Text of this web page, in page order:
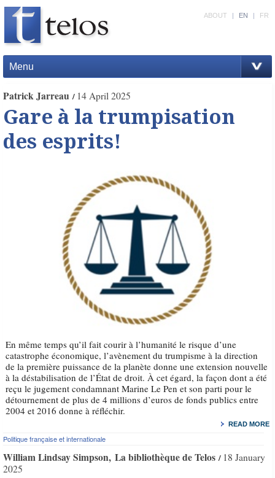
Menu
ABOUT | EN | FR
Patrick Jarreau 14 April 2025
Gare à la trumpisation
des esprits!
En même temps qu’il fait courir à l’humanité le risque d’une
catastrophe économique, l’avènement du trumpisme à la direction
de la première puissance de la planète donne une extension nouvelle
à la déstabilisation de l’État de droit. À cet égard, la façon dont a été
reçu le jugement condamnant Marine Le Pen et son parti pour le
détournement de plus de 4 millions d’euros de fonds publics entre
2004 et 2016 donne à réfléchir.
READ MORE
Politique française et internationale
William Lindsay Simpson La bibliothèque de Telos
18 January
2025